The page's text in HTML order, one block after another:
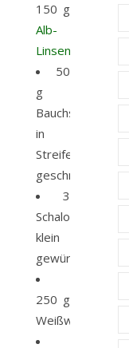
150 g
Alb-
Linsen
50
g
Bauchspeck,
in
Streifen
geschnitten
3
Schalotten,
klein
gewürfelt
250 g
Weißwein